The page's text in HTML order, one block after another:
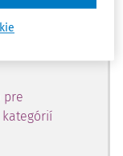
pre